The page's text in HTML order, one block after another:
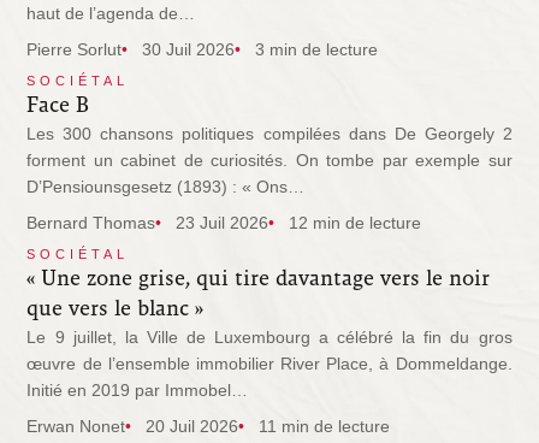
haut de l’agenda de…
Pierre Sorlut
30 Juil 2026 3 min de lecture
SOCIÉTAL
Face B
Les 300 chansons politiques compilées dans De Georgely 2
forment un cabinet de curiosités. On tombe par exemple sur
D’Pensiounsgesetz (1893) : « Ons…
Bernard Thomas
23 Juil 2026 12 min de lecture
SOCIÉTAL
« Une zone grise, qui tire davantage vers le noir
que vers le blanc »
Le 9 juillet, la Ville de Luxembourg a célébré la fin du gros
œuvre de l’ensemble immobilier River Place, à Dommeldange.
Initié en 2019 par Immobel…
Erwan Nonet
20 Juil 2026 11 min de lecture